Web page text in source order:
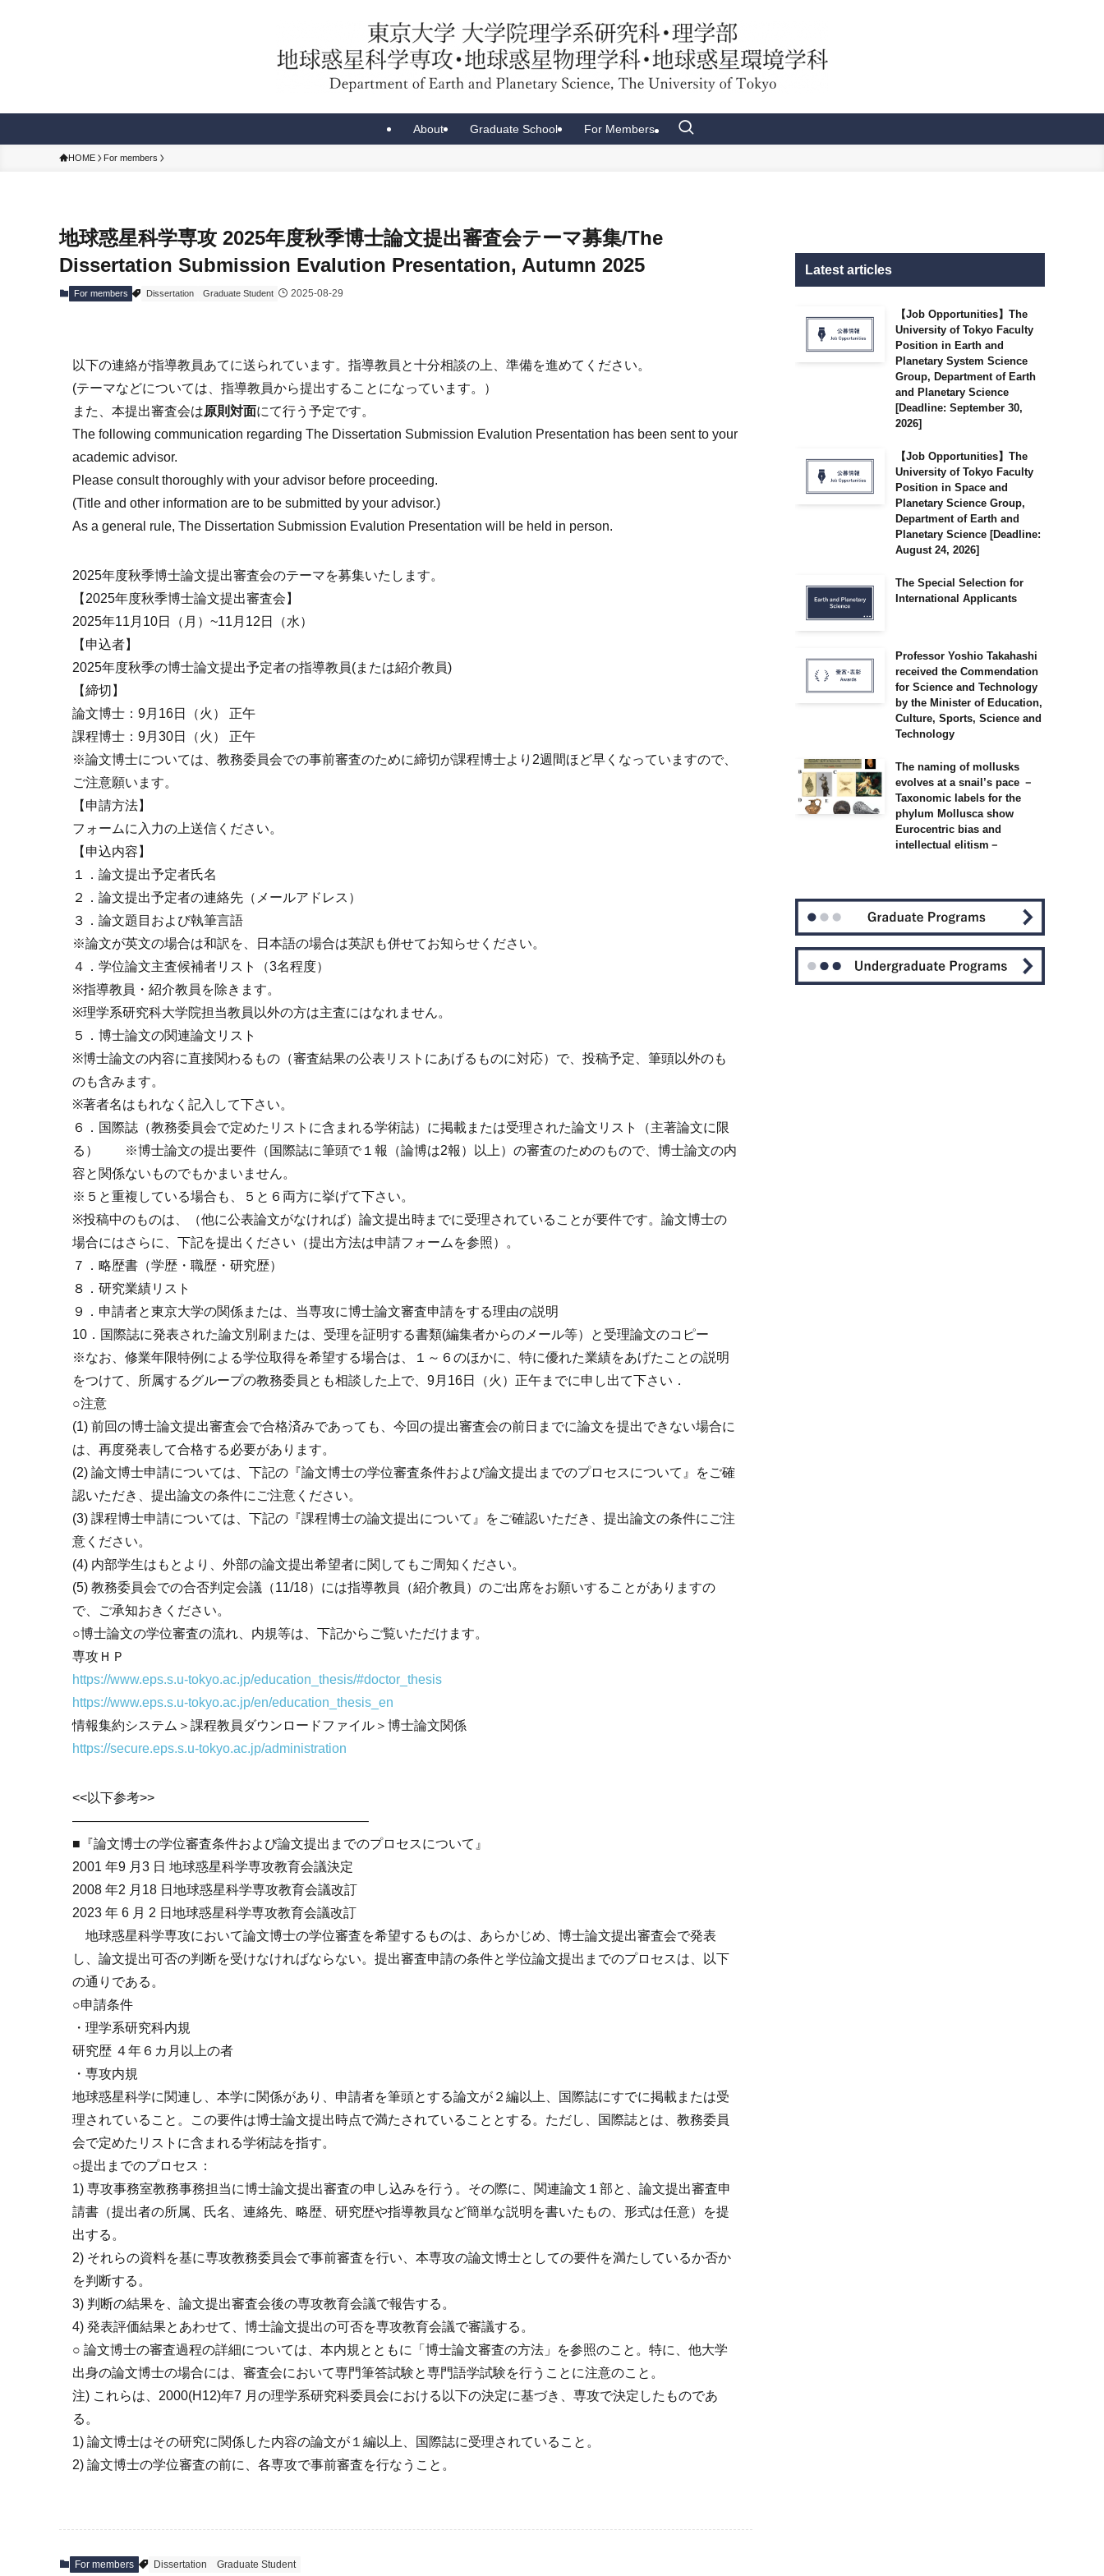
About Graduate School For Members
HOME For members
地球惑星科学専攻 2025年度秋季博士論文提出審査会テーマ募集/The
Dissertation Submission Evalution Presentation, Autumn 2025
For members Dissertation Graduate Student 2025-08-29
以下の連絡が指導教員あてに送られています。指導教員と十分相談の上、準備を進めてください。
(テーマなどについては、指導教員から提出することになっています。）
また、本提出審査会は原則対面にて行う予定です。
The following communication regarding The Dissertation Submission Evalution Presentation has been sent to your
academic advisor.
Please consult thoroughly with your advisor before proceeding.
(Title and other information are to be submitted by your advisor.)
As a general rule, The Dissertation Submission Evalution Presentation will be held in person.
2025年度秋季博士論文提出審査会のテーマを募集いたします。
【2025年度秋季博士論文提出審査会】
2025年11月10日（月）~11月12日（水）
【申込者】
2025年度秋季の博士論文提出予定者の指導教員(または紹介教員)
【締切】
論文博士：9月16日（火） 正午
課程博士：9月30日（火） 正午
※論文博士については、教務委員会での事前審査のために締切が課程博士より2週間ほど早くなっていますので、
ご注意願います。
【申請方法】
フォームに入力の上送信ください。
【申込内容】
１．論文提出予定者氏名
２．論文提出予定者の連絡先（メールアドレス）
３．論文題目および執筆言語
※論文が英文の場合は和訳を、日本語の場合は英訳も併せてお知らせください。
４．学位論文主査候補者リスト（3名程度）
※指導教員・紹介教員を除きます。
※理学系研究科大学院担当教員以外の方は主査にはなれません。
５．博士論文の関連論文リスト
※博士論文の内容に直接関わるもの（審査結果の公表リストにあげるものに対応）で、投稿予定、筆頭以外のも
のも含みます。
※著者名はもれなく記入して下さい。
６．国際誌（教務委員会で定めたリストに含まれる学術誌）に掲載または受理された論文リスト（主著論文に限
る） ※博士論文の提出要件（国際誌に筆頭で１報（論博は2報）以上）の審査のためのもので、博士論文の内
容と関係ないものでもかまいません。
※５と重複している場合も、５と６両方に挙げて下さい。
※投稿中のものは、（他に公表論文がなければ）論文提出時までに受理されていることが要件です。論文博士の
場合にはさらに、下記を提出ください（提出方法は申請フォームを参照）。
７．略歴書（学歴・職歴・研究歴）
８．研究業績リスト
９．申請者と東京大学の関係または、当専攻に博士論文審査申請をする理由の説明
10．国際誌に発表された論文別刷または、受理を証明する書類(編集者からのメール等）と受理論文のコピー
※なお、修業年限特例による学位取得を希望する場合は、１～６のほかに、特に優れた業績をあげたことの説明
をつけて、所属するグループの教務委員とも相談した上で、9月16日（火）正午までに申し出て下さい．
○注意
(1) 前回の博士論文提出審査会で合格済みであっても、今回の提出審査会の前日までに論文を提出できない場合に
は、再度発表して合格する必要があります。
(2) 論文博士申請については、下記の『論文博士の学位審査条件および論文提出までのプロセスについて』をご確
認いただき、提出論文の条件にご注意ください。
(3) 課程博士申請については、下記の『課程博士の論文提出について』をご確認いただき、提出論文の条件にご注
意ください。
(4) 内部学生はもとより、外部の論文提出希望者に関してもご周知ください。
(5) 教務委員会での合否判定会議（11/18）には指導教員（紹介教員）のご出席をお願いすることがありますの
で、ご承知おきください。
○博士論文の学位審査の流れ、内規等は、下記からご覧いただけます。
専攻ＨＰ
https://www.eps.s.u-tokyo.ac.jp/education_thesis/#doctor_thesis
https://www.eps.s.u-tokyo.ac.jp/en/education_thesis_en
情報集約システム＞課程教員ダウンロードファイル＞博士論文関係
https://secure.eps.s.u-tokyo.ac.jp/administration
<<以下参考>>
——————————————————————–
■『論文博士の学位審査条件および論文提出までのプロセスについて』
2001 年9 月3 日 地球惑星科学専攻教育会議決定
2008 年2 月18 日地球惑星科学専攻教育会議改訂
2023 年 6 月 2 日地球惑星科学専攻教育会議改訂
地球惑星科学専攻において論文博士の学位審査を希望するものは、あらかじめ、博士論文提出審査会で発表
し、論文提出可否の判断を受けなければならない。提出審査申請の条件と学位論文提出までのプロセスは、以下
の通りである。
○申請条件
・理学系研究科内規
研究歴 ４年６カ月以上の者
・専攻内規
地球惑星科学に関連し、本学に関係があり、申請者を筆頭とする論文が２編以上、国際誌にすでに掲載または受
理されていること。この要件は博士論文提出時点で満たされていることとする。ただし、国際誌とは、教務委員
会で定めたリストに含まれる学術誌を指す。
○提出までのプロセス：
1) 専攻事務室教務事務担当に博士論文提出審査の申し込みを行う。その際に、関連論文１部と、論文提出審査申
請書（提出者の所属、氏名、連絡先、略歴、研究歴や指導教員など簡単な説明を書いたもの、形式は任意）を提
出する。
2) それらの資料を基に専攻教務委員会で事前審査を行い、本専攻の論文博士としての要件を満たしているか否か
を判断する。
3) 判断の結果を、論文提出審査会後の専攻教育会議で報告する。
4) 発表評価結果とあわせて、博士論文提出の可否を専攻教育会議で審議する。
○ 論文博士の審査過程の詳細については、本内規とともに「博士論文審査の方法」を参照のこと。特に、他大学
出身の論文博士の場合には、審査会において専門筆答試験と専門語学試験を行うことに注意のこと。
注) これらは、2000(H12)年7 月の理学系研究科委員会における以下の決定に基づき、専攻で決定したものであ
る。
1) 論文博士はその研究に関係した内容の論文が１編以上、国際誌に受理されていること。
2) 論文博士の学位審査の前に、各専攻で事前審査を行なうこと。
For members Dissertation Graduate Student
Latest articles
【Job Opportunities】The
University of Tokyo Faculty
Position in Earth and
Planetary System Science
Group, Department of Earth
and Planetary Science
[Deadline: September 30,
2026]
【Job Opportunities】The
University of Tokyo Faculty
Position in Space and
Planetary Science Group,
Department of Earth and
Planetary Science [Deadline:
August 24, 2026]
The Special Selection for
International Applicants
Professor Yoshio Takahashi
received the Commendation
for Science and Technology
by the Minister of Education,
Culture, Sports, Science and
Technology
The naming of mollusks
evolves at a snail’s pace －
Taxonomic labels for the
phylum Mollusca show
Eurocentric bias and
intellectual elitism－